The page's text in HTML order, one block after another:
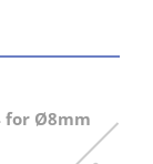
for Ø8mm